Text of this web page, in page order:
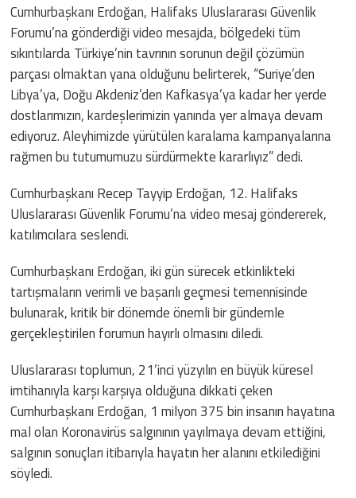
Cumhurbaşkanı Erdoğan, Halifaks Uluslararası Güvenlik
Forumu’na gönderdiği video mesajda, bölgedeki tüm
sıkıntılarda Türkiye’nin tavrının sorunun değil çözümün
parçası olmaktan yana olduğunu belirterek, “Suriye’den
Libya’ya, Doğu Akdeniz’den Kafkasya’ya kadar her yerde
dostlarımızın, kardeşlerimizin yanında yer almaya devam
ediyoruz. Aleyhimizde yürütülen karalama kampanyalarına
rağmen bu tutumumuzu sürdürmekte kararlıyız” dedi.
Cumhurbaşkanı Recep Tayyip Erdoğan, 12. Halifaks
Uluslararası Güvenlik Forumu’na video mesaj göndererek,
katılımcılara seslendi.
Cumhurbaşkanı Erdoğan, iki gün sürecek etkinlikteki
tartışmaların verimli ve başarılı geçmesi temennisinde
bulunarak, kritik bir dönemde önemli bir gündemle
gerçekleştirilen forumun hayırlı olmasını diledi.
Uluslararası toplumun, 21’inci yüzyılın en büyük küresel
imtihanıyla karşı karşıya olduğuna dikkati çeken
Cumhurbaşkanı Erdoğan, 1 milyon 375 bin insanın hayatına
mal olan Koronavirüs salgınının yayılmaya devam ettiğini,
salgının sonuçları itibarıyla hayatın her alanını etkilediğini
söyledi.